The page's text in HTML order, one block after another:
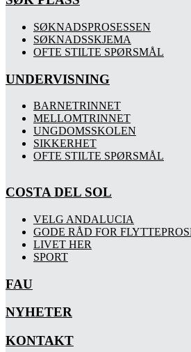
SØKNADSPROSESSEN
SØKNADSSKJEMA
OFTE STILTE SPØRSMÅL
UNDERVISNING
BARNETRINNET
MELLOMTRINNET
UNGDOMSSKOLEN
SIKKERHET
OFTE STILTE SPØRSMÅL
COSTA DEL SOL
VELG ANDALUCIA
GODE RÅD FOR
LIVET HER
SPORT
FAU
NYHETER
KONTAKT